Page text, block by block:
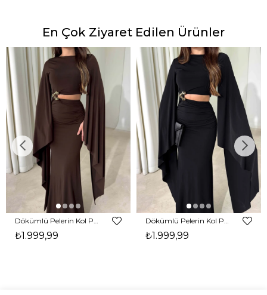
En Çok Ziyaret Edilen Ürünler
₺1.999,99 ₺1.999,99